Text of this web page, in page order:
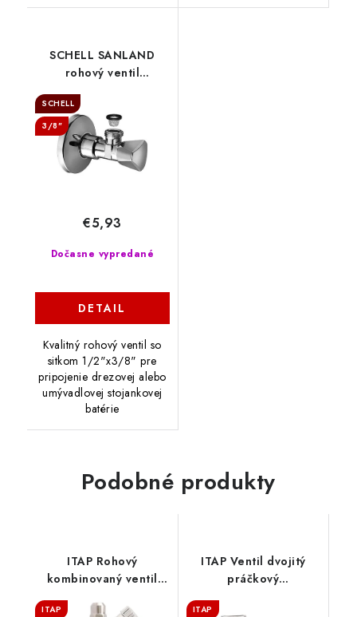
SCHELL SANLAND
rohový ventil
SCHELL
3/8"
Dočasne vypredané
€5,93
DETAIL
Kvalitný rohový ventil so
sitkom 1/2"x3/8" pre
pripojenie drezovej alebo
umývadlovej stojankovej
batérie
Podobné produkty
ITAP Rohový
kombinovaný ventil
1/2"x3/8"x 3/4"
ITAP
ITAP Ventil dvojitý
práčkový
1/2"x3/4"x3/4"
ITAP